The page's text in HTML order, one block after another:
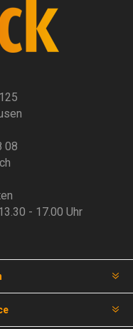
08
- 17.00 Uhr